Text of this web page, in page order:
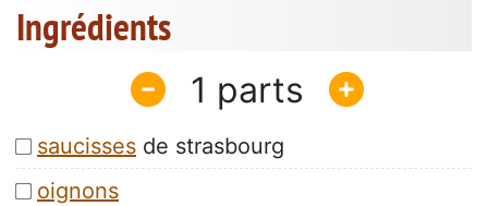
Ingrédients
1
saucisses de strasbourg
oignons